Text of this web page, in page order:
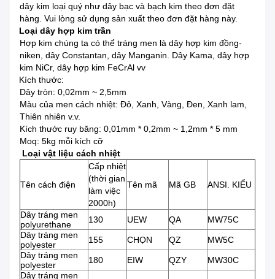
dây kim loại quý như dây bạc và bạch kim theo đơn đặt
hàng. Vui lòng sử dụng sản xuất theo đơn đặt hàng này.
Loại dây hợp kim trần
Hợp kim chúng ta có thể tráng men là dây hợp kim đồng-
niken, dây Constantan, dây Manganin. Dây Kama, dây hợp
kim NiCr, dây hợp kim FeCrAl vv
Kích thước:
Dây tròn: 0,02mm ~ 2,5mm
Màu của men cách nhiệt: Đỏ, Xanh, Vàng, Đen, Xanh lam,
Thiên nhiên v.v.
Kích thước ruy băng: 0,01mm * 0,2mm ~ 1,2mm * 5 mm
Moq: 5kg mỗi kích cỡ
Loại vật liệu cách nhiệt
Tên cách điện
Cấp nhiệt
(thời gian
làm việc
2000h)
Tên mã Mã GB ANSI. KIỂU
Dây tráng men
polyurethane
130 UEW QA
MW75C
Dây tráng men
polyester
155 CHỌN QZ
MW5C
Dây tráng men
polyester
180 EIW QZY
MW30C
Dây tráng men